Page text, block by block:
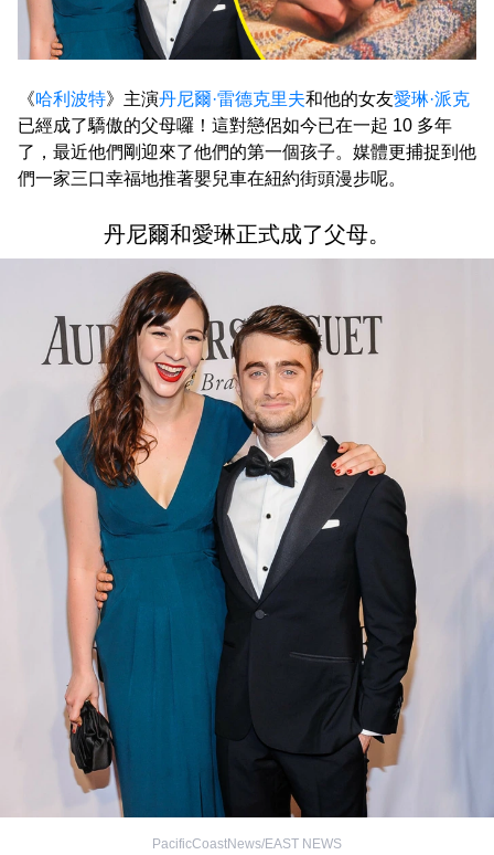
《哈利波特》主演丹尼爾·雷德克里夫和他的女友愛琳·派克
已經成了驕傲的父母囉！這對戀侶如今已在一起 10 多年
了，最近他們剛迎來了他們的第一個孩子。媒體更捕捉到他
們一家三口幸福地推著嬰兒車在紐約街頭漫步呢。
丹尼爾和愛琳正式成了父母。
PacificCoastNews/EAST NEWS